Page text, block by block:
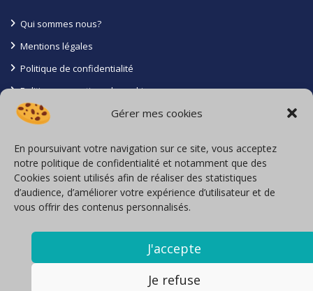
Gérer mes cookies
En poursuivant votre navigation sur ce site, vous acceptez
notre politique de confidentialité et notamment que des
Cookies soient utilisés afin de réaliser des statistiques
d’audience, d’améliorer votre expérience d’utilisateur et de
vous offrir des contenus personnalisés.
J'accepte
Je refuse
Qui sommes nous?
Mentions légales
Politique de confidentialité
Politique en matiere de cookies
Conditions générales
Contact
La Roche Batiot 85110 Saint Prouant
06 71 16 27 05
Inscription à l’Orias sous le N° 23004349
locavoyages@loca-voyages.com
Nous contacter